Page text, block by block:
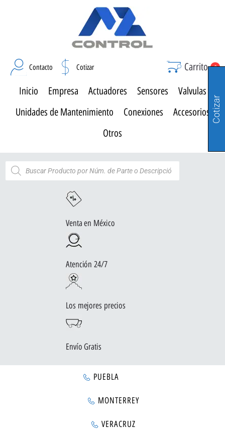
Contacto Cotizar Carrito 0
Inicio Empresa Actuadores Sensores
Valvulas
Unidades de Mantenimiento
Conexiones
Accesorios
Otros
Venta en México
Atención 24/7
Los mejores precios
Envío Gratis
PUEBLA
MONTERREY
VERACRUZ
Cotizar